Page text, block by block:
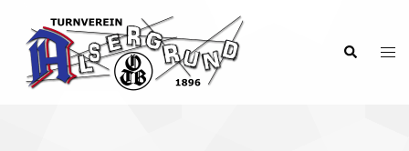
content
Search